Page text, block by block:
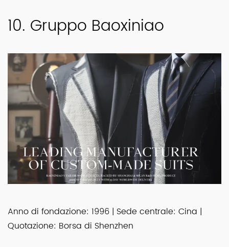
10. Gruppo Baoxiniao
Anno di fondazione: 1996 | Sede centrale: Cina |
Quotazione: Borsa di Shenzhen